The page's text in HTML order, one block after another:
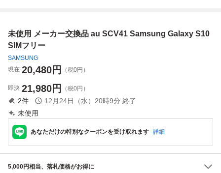
未使用 メーカー交換品 au SCV41 Samsung Galaxy S10
SIMフリー
SAMSUNG
現在 20,480円 （税0円）
即決 21,980円 （税0円）
2件 12月24日（水）20時9分 終了
未使用
あなただけの特別なクーポンを受け取れます 詳細
5,000円相当、落札価格がお得に